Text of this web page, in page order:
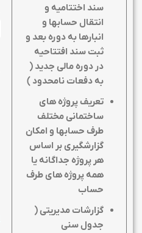
سند اختتامیه و
انتقال حسابها و
انبارها به دوره بعد و
ثبت سند افتتاحیه
در دوره مالی جدید (
به دفعات نامحدود )
تعریف پروژه های
ساختمانی مختلف
طرف حسابها و امکان
گزارشگیری بر اساس
هر پروژه جداگانه یا
همه پروژه های طرف
حساب
گزارشات مدیریتی (
جدول سنی